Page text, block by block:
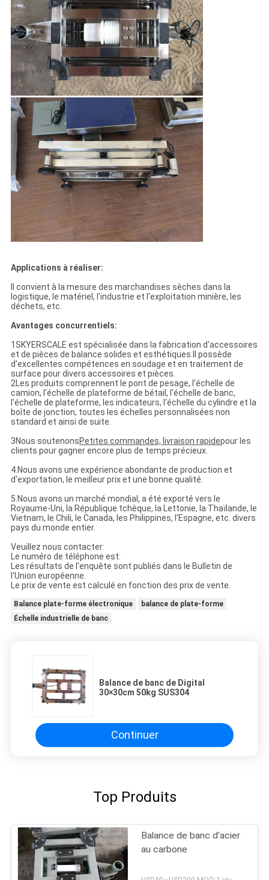
Applications à réaliser:
Il convient à la mesure des marchandises sèches dans la
logistique, le matériel, l'industrie et l'exploitation minière, les
déchets, etc.
Avantages concurrentiels:
1SKYERSCALE est spécialisée dans la fabrication d'accessoires
et de pièces de balance solides et esthétiques.Il possède
d'excellentes compétences en soudage et en traitement de
surface pour divers accessoires et pièces.
2Les produits comprennent le pont de pesage, l'échelle de
camion, l'échelle de plateforme de bétail, l'échelle de banc,
l'échelle de plateforme, les indicateurs, l'échelle du cylindre et la
boîte de jonction, toutes les échelles personnalisées non
standard et ainsi de suite.
3Nous soutenonsPetites commandes, livraison rapidepour les
clients pour gagner encore plus de temps précieux.
4.Nous avons une expérience abondante de production et
d'exportation, le meilleur prix et une bonne qualité.
5.Nous avons un marché mondial, a été exporté vers le
Royaume-Uni, la République tchèque, la Lettonie, la Thaïlande, le
Vietnam, le Chili, le Canada, les Philippines, l'Espagne, etc. divers
pays du monde entier.
Veuillez nous contacter:
Le numéro de téléphone est:
Les résultats de l'enquête sont publiés dans le Bulletin de
l'Union européenne.
Le prix de vente est calculé en fonction des prix de vente.
Balance plate-forme électronique
balance de plate-forme
Échelle industrielle de banc
Balance de banc de Digital
30×30cm 50kg SUS304
Continuer
Top Produits
Balance de banc d'acier
au carbone